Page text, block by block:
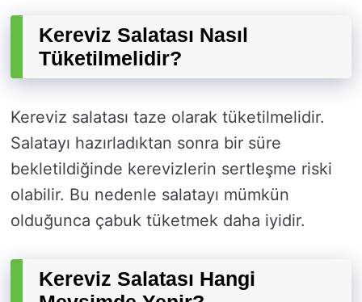
Kereviz Salatası Nasıl
Tüketilmelidir?
Kereviz salatası taze olarak tüketilmelidir.
Salatayı hazırladıktan sonra bir süre
bekletildiğinde kerevizlerin sertleşme riski
olabilir. Bu nedenle salatayı mümkün
olduğunca çabuk tüketmek daha iyidir.
Kereviz Salatası Hangi